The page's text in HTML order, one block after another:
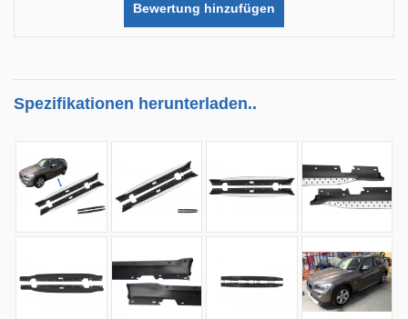
Bewertung hinzufügen
Spezifikationen herunterladen..